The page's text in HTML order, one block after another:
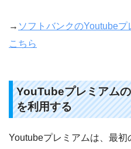
→ ソフトバンクのYoutube
こちら
YouTubeプレミアム
を利用する
Youtubeプレミアムは、最